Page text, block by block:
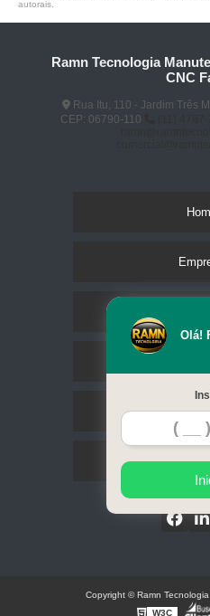
autorais
Ramn Tecnologia
CNC
Rua Itu, 110 - Jardim Três
CEP: 06790-110
Mapa
Olá!
Copyright © Ramn
W3C